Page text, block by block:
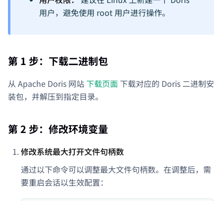
用户，避免使用 root 用户进行操作。
第 1 步：下载二进制包
从 Apache Doris 网站下载页面 下载对应的 Doris 二进制安
装包，并解压到指定目录。
第 2 步：修改环境变量
修改系统最大打开文件句柄数
通过以下命令可以调整最大文件句柄数。在调整后，需
要重启会话以生效配置：